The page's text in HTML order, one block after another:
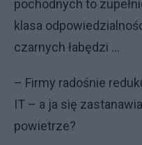
pochodnych to
klasa
czarnych łabędzi …
– Firmy radośnie
IT – a ja się
powietrze?